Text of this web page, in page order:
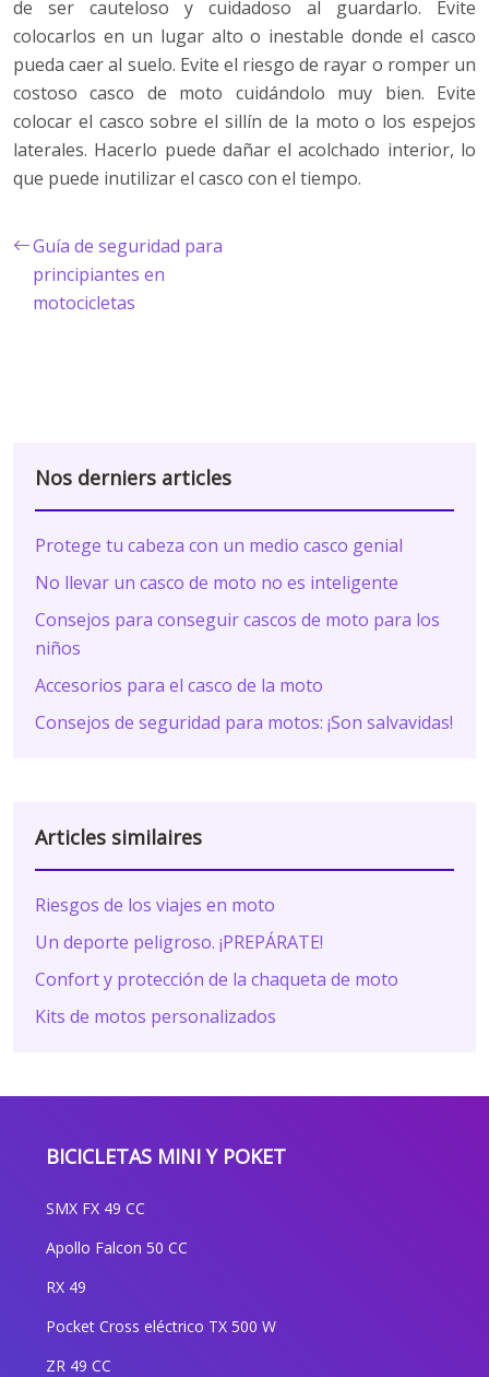
de ser cauteloso y cuidadoso al guardarlo. Evite
colocarlos en un lugar alto o inestable donde el casco
pueda caer al suelo. Evite el riesgo de rayar o romper un
costoso casco de moto cuidándolo muy bien. Evite
colocar el casco sobre el sillín de la moto o los espejos
laterales. Hacerlo puede dañar el acolchado interior, lo
que puede inutilizar el casco con el tiempo.
Guía de seguridad para
principiantes en
motocicletas
Nos derniers articles
Protege tu cabeza con un medio casco genial
No llevar un casco de moto no es inteligente
Consejos para conseguir cascos de moto para los
niños
Accesorios para el casco de la moto
Consejos de seguridad para motos: ¡Son salvavidas!
Articles similaires
Riesgos de los viajes en moto
Un deporte peligroso. ¡PREPÁRATE!
Confort y protección de la chaqueta de moto
Kits de motos personalizados
BICICLETAS MINI Y POKET
SMX FX 49 CC
Apollo Falcon 50 CC
RX 49
Pocket Cross eléctrico TX 500 W
ZR 49 CC